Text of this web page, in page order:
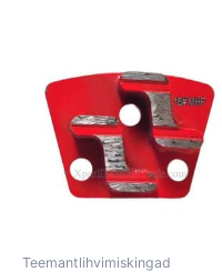
Teemantlihvimiskingad